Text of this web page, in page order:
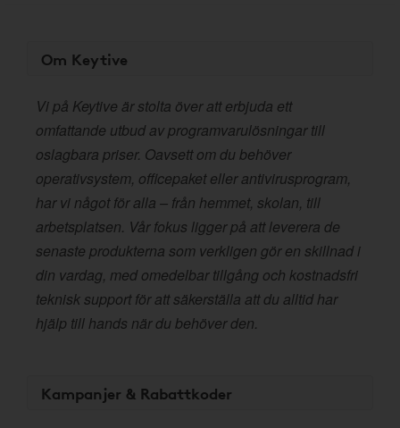
Om Keytive
Vi på Keytive är stolta över att erbjuda ett
omfattande utbud av programvarulösningar till
oslagbara priser. Oavsett om du behöver
operativsystem, officepaket eller antivirusprogram,
har vi något för alla – från hemmet, skolan, till
arbetsplatsen. Vår fokus ligger på att leverera de
senaste produkterna som verkligen gör en skillnad i
din vardag, med omedelbar tillgång och kostnadsfri
teknisk support för att säkerställa att du alltid har
hjälp till hands när du behöver den.
Kampanjer & Rabattkoder